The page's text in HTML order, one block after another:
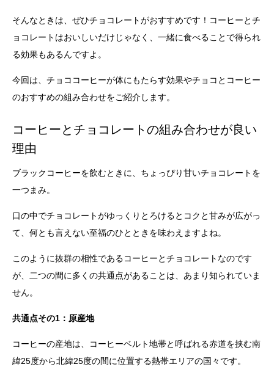
そんなときは、ぜひチョコレートがおすすめです！コーヒーとチ
ョコレートはおいしいだけじゃなく、一緒に食べることで得られ
る効果もあるんですよ。
今回は、チョココーヒーが体にもたらす効果やチョコとコーヒー
のおすすめの組み合わせをご紹介します。
コーヒーとチョコレートの組み合わせが良い
理由
ブラックコーヒーを飲むときに、ちょっぴり甘いチョコレートを
一つまみ。
口の中でチョコレートがゆっくりとろけるとコクと甘みが広がっ
て、何とも言えない至福のひとときを味わえますよね。
このように抜群の相性であるコーヒーとチョコレートなのです
が、二つの間に多くの共通点があることは、あまり知られていま
せん。
共通点その1：原産地
コーヒーの産地は、コーヒーベルト地帯と呼ばれる赤道を挟む南
緯25度から北緯25度の間に位置する熱帯エリアの国々です。